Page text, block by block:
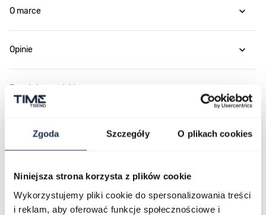
Zgoda Szczegóły O plikach cookies
Niniejsza strona korzysta z plików cookie
Wykorzystujemy pliki cookie do spersonalizowania treści
i reklam, aby oferować funkcje społecznościowe i
O marce
Opinie
Zapytaj o produkt
Najczęściej kupowane